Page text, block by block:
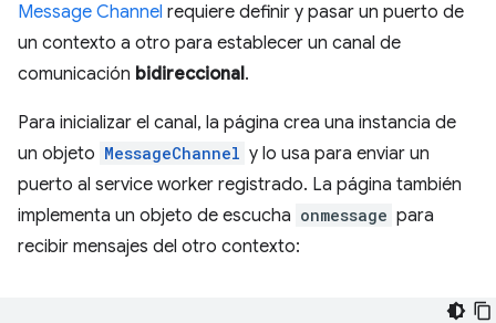
Message Channel requiere definir y pasar un puerto de
un contexto a otro para establecer un canal de
comunicación bidireccional.
Para inicializar el canal, la página crea una instancia de
un objeto MessageChannel y lo usa para enviar un
puerto al service worker registrado. La página también
implementa un objeto de escucha onmessage para
recibir mensajes del otro contexto: